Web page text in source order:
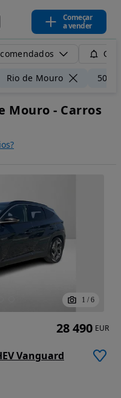
Começar
a vender
Rio de Mouro 50
Mouro - Carros
1 / 6
Vanguard
28 490 EUR